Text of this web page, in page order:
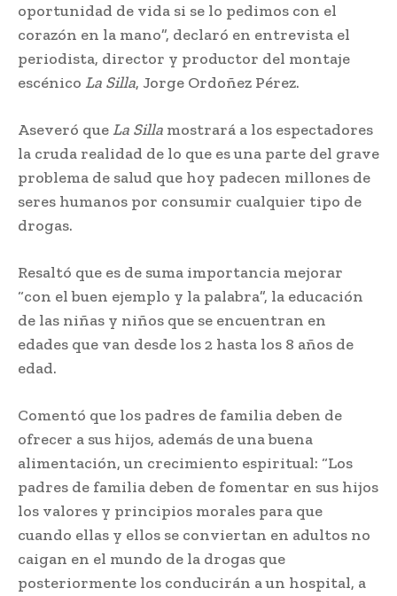
oportunidad de vida si se lo pedimos con el
corazón en la mano”, declaró en entrevista el
periodista, director y productor del montaje
escénico La Silla, Jorge Ordoñez Pérez.
Aseveró que La Silla mostrará a los espectadores
la cruda realidad de lo que es una parte del grave
problema de salud que hoy padecen millones de
seres humanos por consumir cualquier tipo de
drogas.
Resaltó que es de suma importancia mejorar
“con el buen ejemplo y la palabra”, la educación
de las niñas y niños que se encuentran en
edades que van desde los 2 hasta los 8 años de
edad.
Comentó que los padres de familia deben de
ofrecer a sus hijos, además de una buena
alimentación, un crecimiento espiritual: “Los
padres de familia deben de fomentar en sus hijos
los valores y principios morales para que
cuando ellas y ellos se conviertan en adultos no
caigan en el mundo de la drogas que
posteriormente los conducirán a un hospital, a